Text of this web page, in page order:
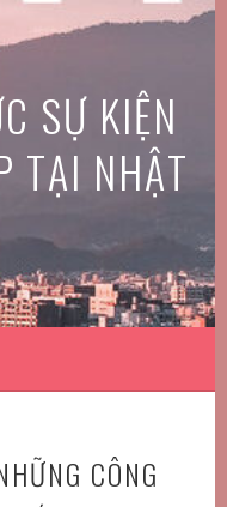
SỰ KIỆN
TẠI NHẬT
CÔNG